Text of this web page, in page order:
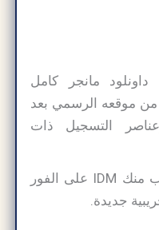
مانجر كامل
موقعه الرسمي بعد
التسجيل ذات
بعد التثبيت، سيطلب منك IDM على الفور
جديدة.